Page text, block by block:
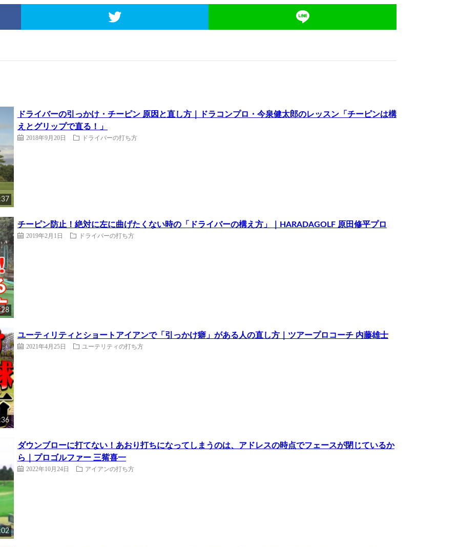
ドライバーの引っかけ・チーピン 原因と直し方｜ドラコンプロ・今泉健太郎のレッスン「チーピンは構
えとグリップで直る！」
2018年9月20日 ドライバーの打ち方
チーピン防止！絶対に左に曲げたくない時の「ドライバーの構え方」｜HARADAGOLF 原田修平プロ
2019年2月1日 ドライバーの打ち方
ユーティリティとショートアイアンで「引っかけ癖」がある人の直し方｜ツアープロコーチ 内藤雄士
2021年4月25日 ユーテリティの打ち方
ダウンブローに打てない！あおり打ちになってしまうのは、アドレスの時点でフェースが閉じているか
ら｜プロゴルファー 三觜喜一
2022年10月24日 アイアンの打ち方